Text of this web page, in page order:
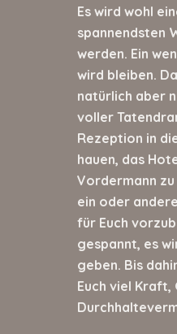
Es wird wohl
spannendsten
werden. Ein
wird bleiben.
natürlich aber
voller
Rezeption in
hauen, das
Vordermann
ein oder
für Euch
gespannt, es
geben. Bis
Euch viel Kraft,